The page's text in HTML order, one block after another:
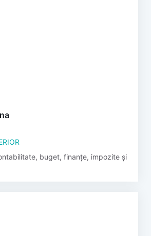
buget, finanțe, impozite și